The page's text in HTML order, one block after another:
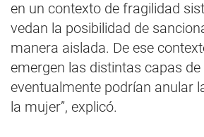
en un contexto de fragilidad
vedan la posibilidad de
manera aislada. De ese
emergen las distintas capas
eventualmente podrían anular
la mujer”, explicó.